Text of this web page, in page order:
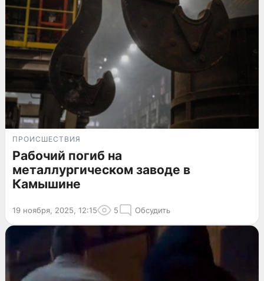
ПРОИСШЕСТВИЯ
Рабочий погиб на
металлургическом заводе в
Камышине
19 ноября, 2025, 12:15 5 Обсудить